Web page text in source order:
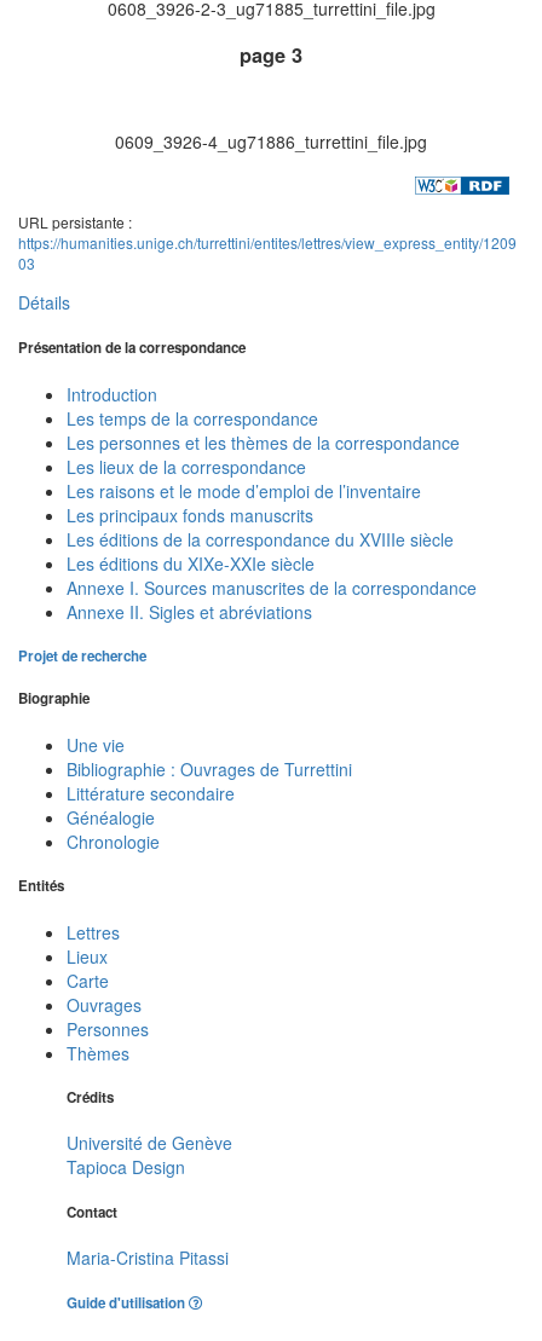
0608_3926-2-3_ug71885_turrettini_file.jpg
page 3
0609_3926-4_ug71886_turrettini_file.jpg
URL persistante :
https://humanities.unige.ch/turrettini/entites/lettres/view_express_entity/1209
03
Détails
Présentation de la correspondance
Introduction
Les temps de la correspondance
Les personnes et les thèmes de la correspondance
Les lieux de la correspondance
Les raisons et le mode d’emploi de l’inventaire
Les principaux fonds manuscrits
Les éditions de la correspondance du XVIIIe siècle
Les éditions du XIXe-XXIe siècle
Annexe I. Sources manuscrites de la correspondance
Annexe II. Sigles et abréviations
Projet de recherche
Biographie
Une vie
Bibliographie : Ouvrages de Turrettini
Littérature secondaire
Généalogie
Chronologie
Entités
Lettres
Lieux
Carte
Ouvrages
Personnes
Thèmes
Crédits
Université de Genève
Tapioca Design
Contact
Maria-Cristina Pitassi
Guide d'utilisation